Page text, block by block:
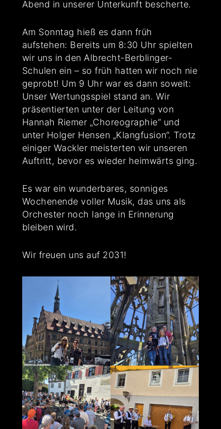
Abend in unserer Unterkunft bescherte.
Am Sonntag hieß es dann früh
aufstehen: Bereits um 8:30 Uhr spielten
wir uns in den Albrecht-Berblinger-
Schulen ein – so früh hatten wir noch nie
geprobt! Um 9 Uhr war es dann soweit:
Unser Wertungsspiel stand an. Wir
präsentierten unter der Leitung von
Hannah Riemer „Choreographie“ und
unter Holger Hensen „Klangfusion“. Trotz
einiger Wackler meisterten wir unseren
Auftritt, bevor es wieder heimwärts ging.
Es war ein wunderbares, sonniges
Wochenende voller Musik, das uns als
Orchester noch lange in Erinnerung
bleiben wird.
Wir freuen uns auf 2031!